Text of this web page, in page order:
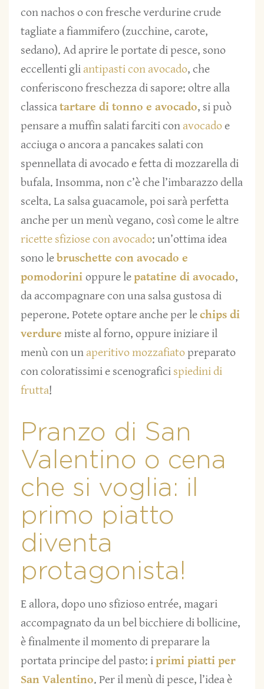
con nachos o con fresche verdurine crude
tagliate a fiammifero (zucchine, carote,
sedano). Ad aprire le portate di pesce, sono
eccellenti gli antipasti con avocado, che
conferiscono freschezza di sapore: oltre alla
classicatartare di tonno e avocado, si può
pensare a muffin salati farciti con avocadoe
acciuga o ancora a pancakes salati con
spennellata di avocado e fetta di mozzarella di
bufala. Insomma, non c’è che l’imbarazzo della
scelta. La salsa guacamole, poi sarà perfetta
anche per un menù vegano, così come le altre
ricette sfiziose con avocado: un’ottima idea
sono lebruschette con avocado e
pomodorini oppure lepatatine di avocado,
da accompagnare con una salsa gustosa di
peperone. Potete optare anche per lechips di
verdure miste al forno, oppure iniziare il
menù con un aperitivo mozzafiatopreparato
con coloratissimi e scenografici spiedini di
frutta!
Pranzo di San
Valentino o cena
che si voglia: il
primo piatto
diventa
protagonista!
E allora, dopo uno sfizioso entrée, magari
accompagnato da un bel bicchiere di bollicine,
è finalmente il momento di preparare la
portata principe del pasto: iprimi piatti per
San Valentino. Per il menù di pesce, l’idea è